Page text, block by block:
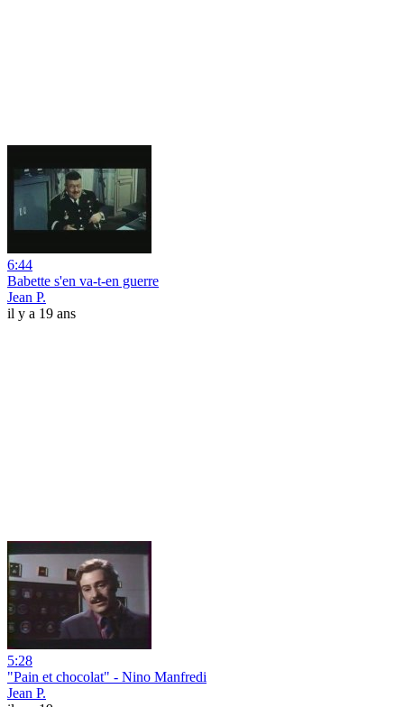
6:44
Babette s'en va-t-en guerre
Jean P.
il y a 19 ans
5:28
"Pain et chocolat" - Nino Manfredi
Jean P.